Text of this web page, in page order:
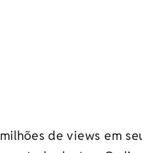
de views em